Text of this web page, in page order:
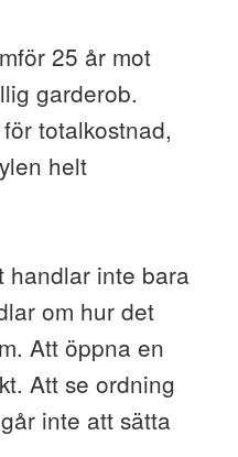
25 år mot
garderob.
totalkostnad,
helt
handlar inte bara
om hur det
Att öppna en
Att se ordning
inte att sätta